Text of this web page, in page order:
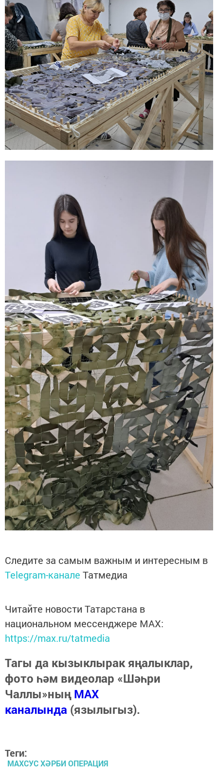
Следите за самым важным и интересным в
Telegram-канале Татмедиа
Читайте новости Татарстана в
национальном мессенджере MАХ:
https://max.ru/tatmedia
Тагы да кызыклырак яңалыклар,
фото һәм видеолар «Шәһри
Чаллы»ныңMAX
каналында (язылыгыз).
Теги:
МАХСУС ХӘРБИ ОПЕРАЦИЯ